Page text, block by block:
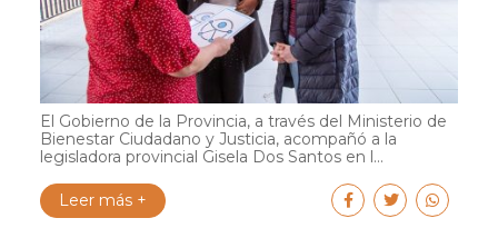
El Gobierno de la Provincia, a través del Ministerio de
Bienestar Ciudadano y Justicia, acompañó a la
legisladora provincial Gisela Dos Santos en l...
Leer más +